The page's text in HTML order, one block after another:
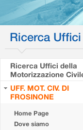
Ricerca
Ricerca Uffici della
Motorizzazione
UFF. MOT. CIV. DI
FROSINONE
Home Page
Dove siamo